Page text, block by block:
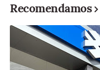
Recomendamos